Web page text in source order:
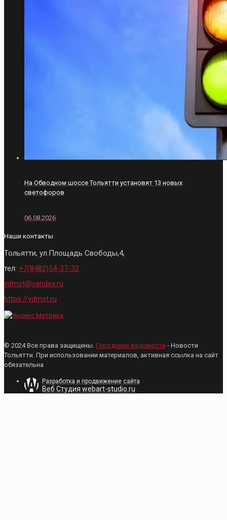
На Обводном шоссе Тольятти установят 13 новых
светофоров
06.08.2026
Наши контакты
Тольятти, ул.Площадь Свободы,4,
тел: +7(8482)54-37-32
vdmst@yandex.ru
https://vdmst.ru
© 2024 Все права защищены. Городские ведомости - Новости
Тольятти. При использовании материалов, активная ссылка на сайт
обязательна
Разработка и продвижение сайта
Веб Студия webart-studio.ru